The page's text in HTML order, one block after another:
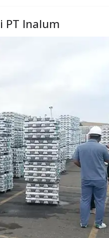
PT Inalum